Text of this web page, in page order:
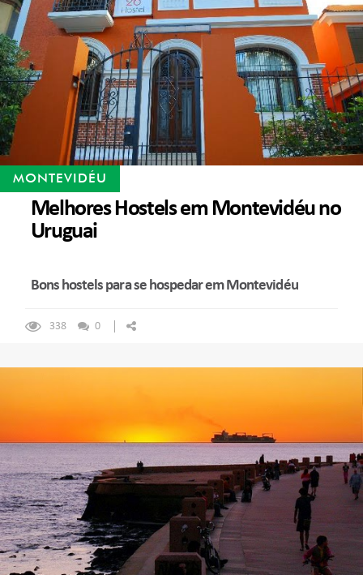
MONTEVIDÉU
Melhores Hostels em Montevidéu no
Uruguai
Bons hostels para se hospedar em Montevidéu
338 0